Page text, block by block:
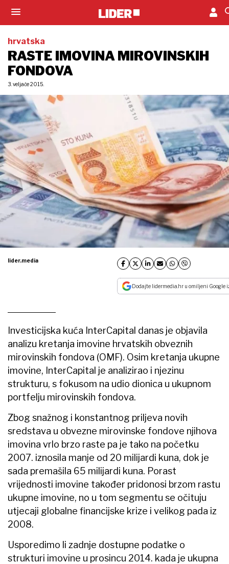
hrvatska
RASTE IMOVINA MIROVINSKIH
FONDOVA
3. veljače 2015.
lider.media
Dodajte lidermedia.hr u omiljeni Google
Investicijska kuća InterCapital danas je objavila
analizu kretanja imovine hrvatskih obveznih
mirovinskih fondova (OMF). Osim kretanja ukupne
imovine, InterCapital je analizirao i njezinu
strukturu, s fokusom na udio dionica u ukupnom
portfelju mirovinskih fondova.
Zbog snažnog i konstantnog priljeva novih
sredstava u obvezne mirovinske fondove njihova
imovina vrlo brzo raste pa je tako na početku
2007. iznosila manje od 20 milijardi kuna, dok je
sada premašila 65 milijardi kuna. Porast
vrijednosti imovine također pridonosi brzom rastu
ukupne imovine, no u tom segmentu se očituju
utjecaji globalne financijske krize i velikog pada iz
2008.
Usporedimo li zadnje dostupne podatke o
strukturi imovine u prosincu 2014. kada je ukupna